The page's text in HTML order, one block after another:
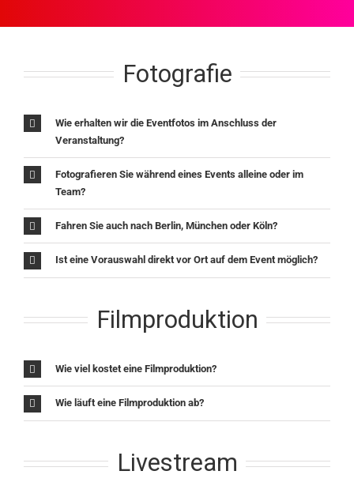
Fotografie
Wie erhalten wir die Eventfotos im Anschluss der
Veranstaltung?
Fotografieren Sie während eines Events alleine oder im
Team?
Fahren Sie auch nach Berlin, München oder Köln?
Ist eine Vorauswahl direkt vor Ort auf dem Event möglich?
Filmproduktion
Wie viel kostet eine Filmproduktion?
Wie läuft eine Filmproduktion ab?
Livestream